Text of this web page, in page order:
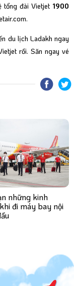
tổng đài Vietjet 1900
.
du lịch Ladakh ngay
rồi. Săn ngay vé
những kinh
đi máy bay nội